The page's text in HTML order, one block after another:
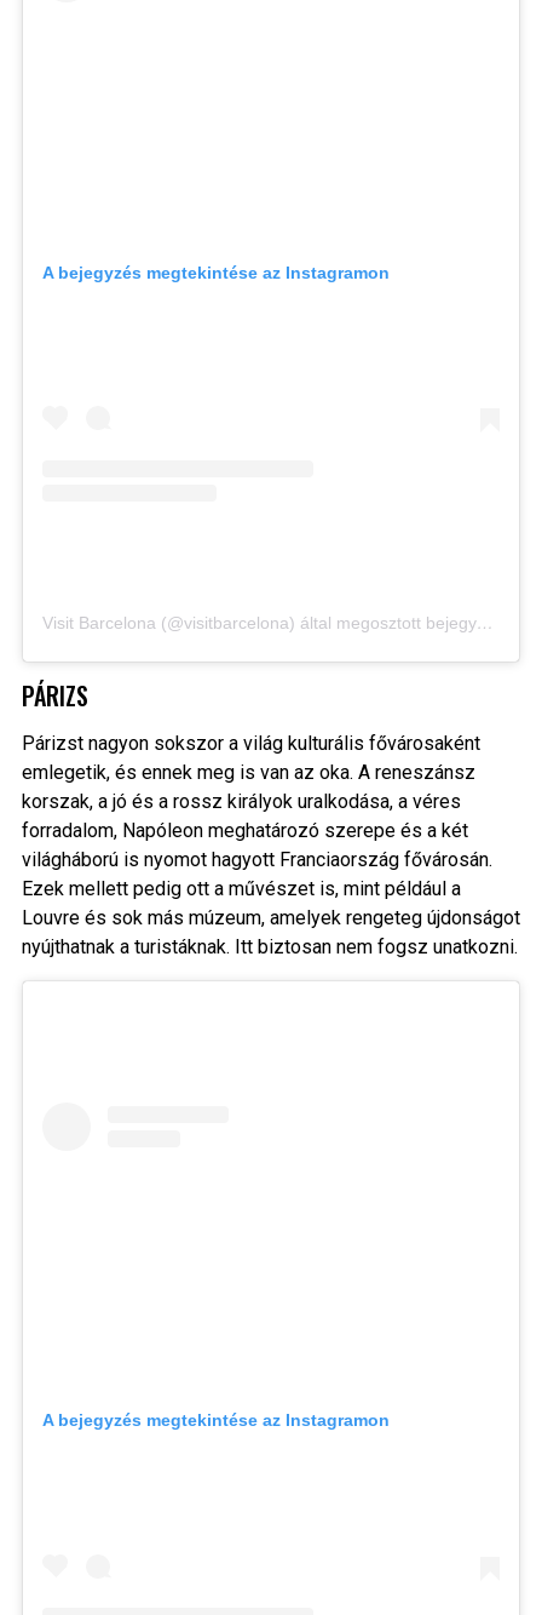
A bejegyzés megtekintése az Instagramon
Visit Barcelona (@visitbarcelona) által megosztott bejegyzés
PÁRIZS
Párizst nagyon sokszor a világ kulturális fővárosaként
emlegetik, és ennek meg is van az oka. A reneszánsz
korszak, a jó és a rossz királyok uralkodása, a véres
forradalom, Napóleon meghatározó szerepe és a két
világháború is nyomot hagyott Franciaország fővárosán.
Ezek mellett pedig ott a művészet is, mint például a
Louvre és sok más múzeum, amelyek rengeteg újdonságot
nyújthatnak a turistáknak. Itt biztosan nem fogsz unatkozni.
A bejegyzés megtekintése az Instagramon